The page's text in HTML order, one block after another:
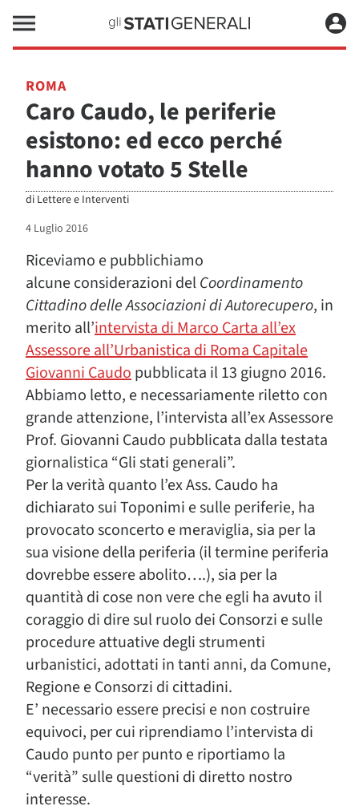
ROMA
Caro Caudo, le periferie
esistono: ed ecco perché
hanno votato 5 Stelle
di Lettere e Interventi
4 Luglio 2016
Riceviamo e pubblichiamo
alcune considerazioni delCoordinamento
Cittadino delle Associazioni di Autorecupero, in
merito all’intervista di Marco Carta all’ex
Assessore all’Urbanistica di Roma Capitale
Giovanni Caudopubblicata il 13 giugno 2016.
Abbiamo letto, e necessariamente riletto con
grande attenzione, l’intervista all’ex Assessore
Prof. Giovanni Caudo pubblicata dalla testata
giornalistica “Gli stati generali”.
Per la verità quanto l’ex Ass. Caudo ha
dichiarato sui Toponimi e sulle periferie, ha
provocato sconcerto e meraviglia, sia per la
sua visione della periferia (il termine periferia
dovrebbe essere abolito….), sia per la
quantità di cose non vere che egli ha avuto il
coraggio di dire sul ruolo dei Consorzi e sulle
procedure attuative degli strumenti
urbanistici, adottati in tanti anni, da Comune,
Regione e Consorzi di cittadini.
E’ necessario essere precisi e non costruire
equivoci, per cui riprendiamo l’intervista di
Caudo punto per punto e riportiamo la
“verità” sulle questioni di diretto nostro
interesse.